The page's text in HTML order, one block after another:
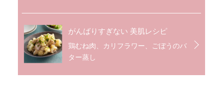
がんばりすぎない 美肌レシピ
鶏むね肉、カリフラワー、ごぼうのバ
ター蒸し